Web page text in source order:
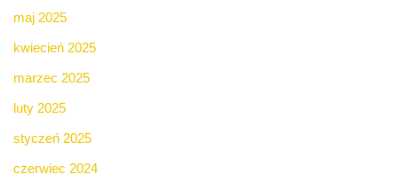
maj 2025
kwiecień 2025
marzec 2025
luty 2025
styczeń 2025
czerwiec 2024